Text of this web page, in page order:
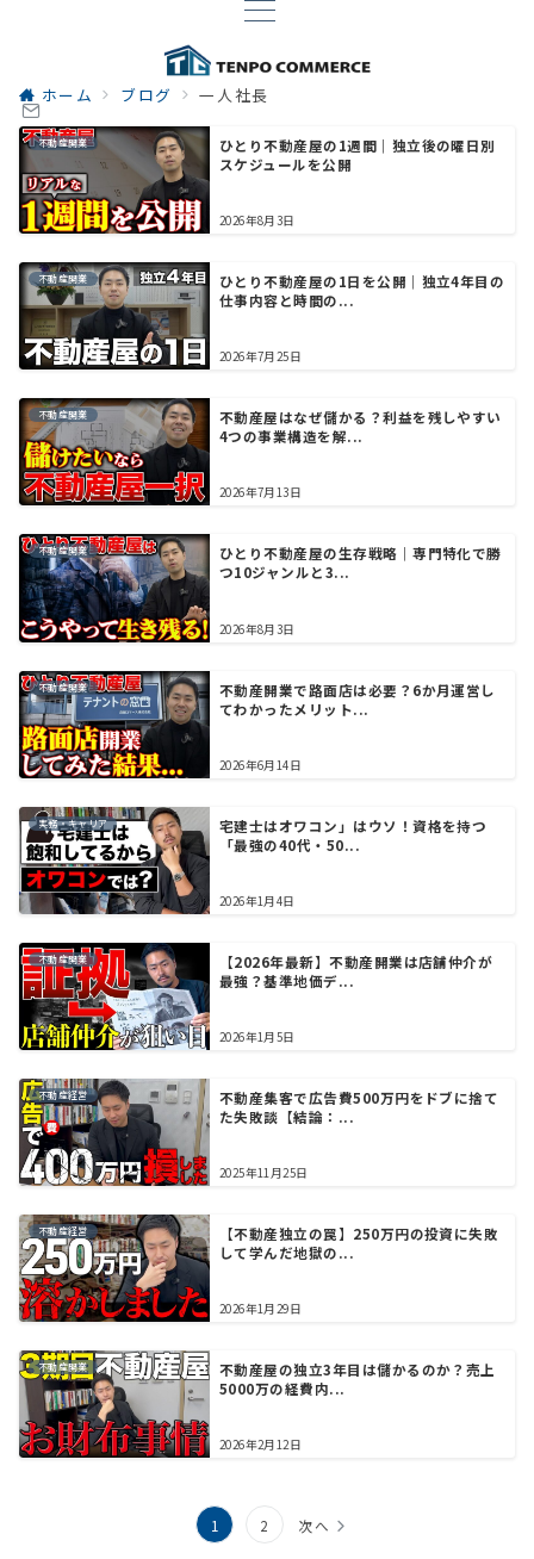
ホーム ブログ 一人社長
不動産開業
ひとり不動産屋の1週間｜独立後の曜日別
スケジュールを公開
2026年8月3日
不動産開業
ひとり不動産屋の1日を公開｜独立4年目の
仕事内容と時間の...
2026年7月25日
不動産開業
不動産屋はなぜ儲かる？利益を残しやすい
4つの事業構造を解...
2026年7月13日
不動産開業
ひとり不動産屋の生存戦略｜専門特化で勝
つ10ジャンルと3...
2026年8月3日
不動産開業
不動産開業で路面店は必要？6か月運営し
てわかったメリット...
2026年6月14日
実務・キャリア
宅建士はオワコン」はウソ！資格を持つ
「最強の40代・50...
2026年1月4日
不動産開業
【2026年最新】不動産開業は店舗仲介が
最強？基準地価デ...
2026年1月5日
不動産経営
不動産集客で広告費500万円をドブに捨て
た失敗談【結論：...
2025年11月25日
不動産経営
【不動産独立の罠】250万円の投資に失敗
して学んだ地獄の...
2026年1月29日
不動産開業
不動産屋の独立3年目は儲かるのか？売上
5000万の経費内...
2026年2月12日
1 2 次へ